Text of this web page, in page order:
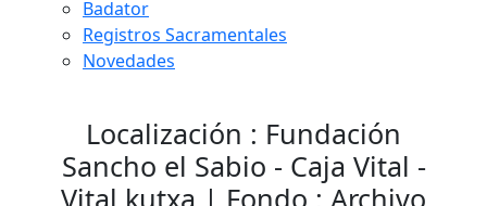
Badator
Registros Sacramentales
Novedades
Localización : Fundación
Sancho el Sabio - Caja Vital -
Vital kutxa | Fondo : Archivo